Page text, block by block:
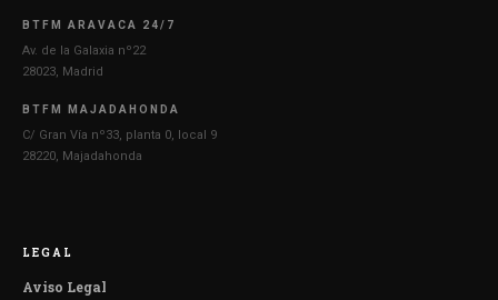
BTFM ARAVACA 24/7
Av. de la Galaxia nº22
28023, Madrid
BTFM MAJADAHONDA
C/ Gran Vía nº33, planta 0, local 9
28220, Majadahonda
LEGAL
Aviso Legal